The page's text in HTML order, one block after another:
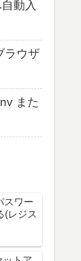
動入
ラウザ
また
スワー
(レジス